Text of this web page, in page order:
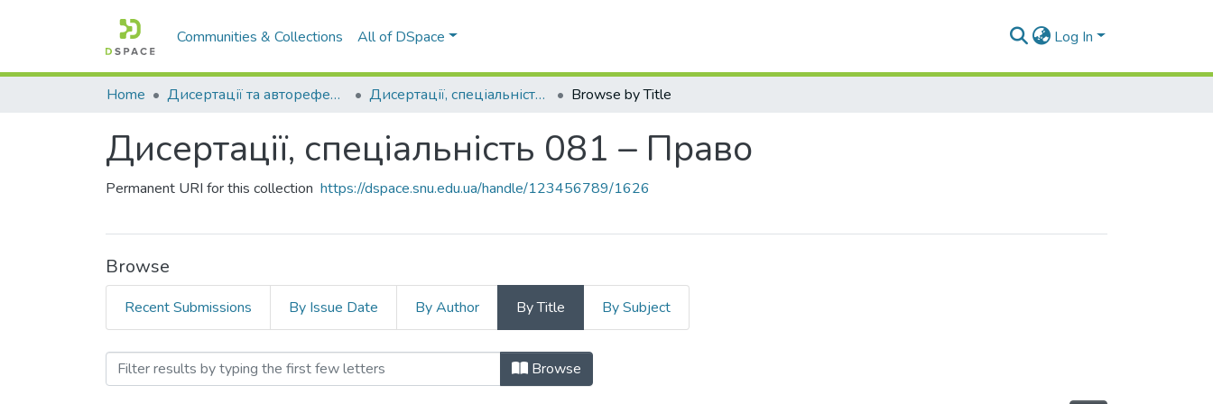
Communities & Collections All of DSpace Log In
Home Дисертації та автореферати дисертацій Дисертації, спеціальність 081 – Право Browse by Title
Дисертації, спеціальність 081 – Право
Permanent URI for this collection https://dspace.snu.edu.ua/handle/123456789/1626
Browse
Recent Submissions By Issue Date By Author By Title By Subject
Browsing Дисертації, спеціальність 081 – Право by Title
Browse